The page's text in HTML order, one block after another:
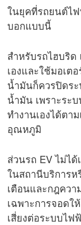
ในยุคที่รถยนต์ไ
บอกแบบนี้
สำหรับรถไฮบริด
เองและใช้มอเ
น้ำมันก็ควรปิดร
น้ำมัน เพราะระ
ทำงานเองได้ตา
อุณหภูมิ
ส่วนรถ EV ไม่ไ
ในสถานีบริการ
เตือนและกฎคว
เฉพาะการจอดใ
เสี่ยงต่อระบบไฟ